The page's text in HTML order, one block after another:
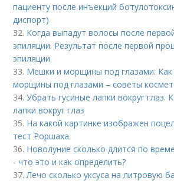
пациенту после инъекций
диспорт)
32. Когда выпадут волосы после
эпиляции. Результат после первой
эпиляции
33. Мешки и морщины под глазами. Как
морщины под глазами – советы
34.Убрать гусиные лапки вокруг глаз.
лапки вокруг глаз
35. На какой картинке изображен
тест Роршаха
36. Новолуние сколько длится по
- что это и как определить?
37.Лечо сколько уксуса на литровую